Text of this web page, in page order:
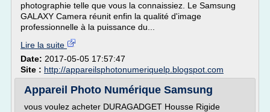
photographie telle que vous la connaissiez. Le Samsung
GALAXY Camera réunit enfin la qualité d'image
professionnelle à la puissance du...
Lire la suite
Date: 2017-05-05 17:57:47
Site : http://appareilsphotonumeriquelp.blogspot.com
Appareil Photo Numérique Samsung
vous voulez acheter DURAGADGET Housse Rigide